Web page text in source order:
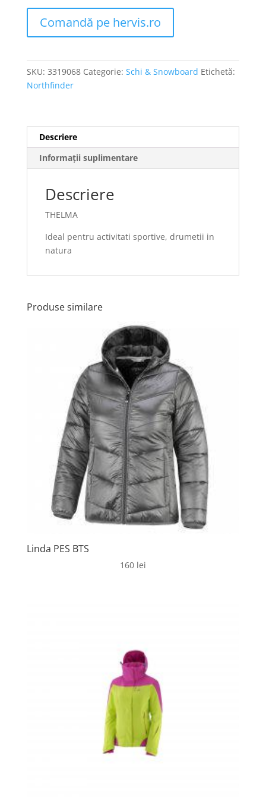
Comandă pe hervis.ro
SKU: 3319068 Categorie: Schi & Snowboard Etichetă:
Northfinder
Descriere
Informații suplimentare
Descriere
THELMA
Ideal pentru activitati sportive, drumetii in
natura
Produse similare
Linda PES BTS
160 lei